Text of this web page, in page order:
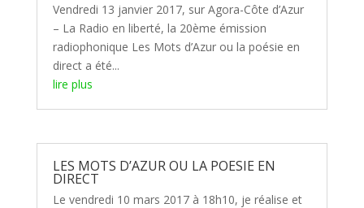
Vendredi 13 janvier 2017, sur Agora-Côte d’Azur
– La Radio en liberté, la 20ème émission
radiophonique Les Mots d’Azur ou la poésie en
direct a été...
lire plus
LES MOTS D’AZUR OU LA POESIE EN
DIRECT
Le vendredi 10 mars 2017 à 18h10, je réalise et